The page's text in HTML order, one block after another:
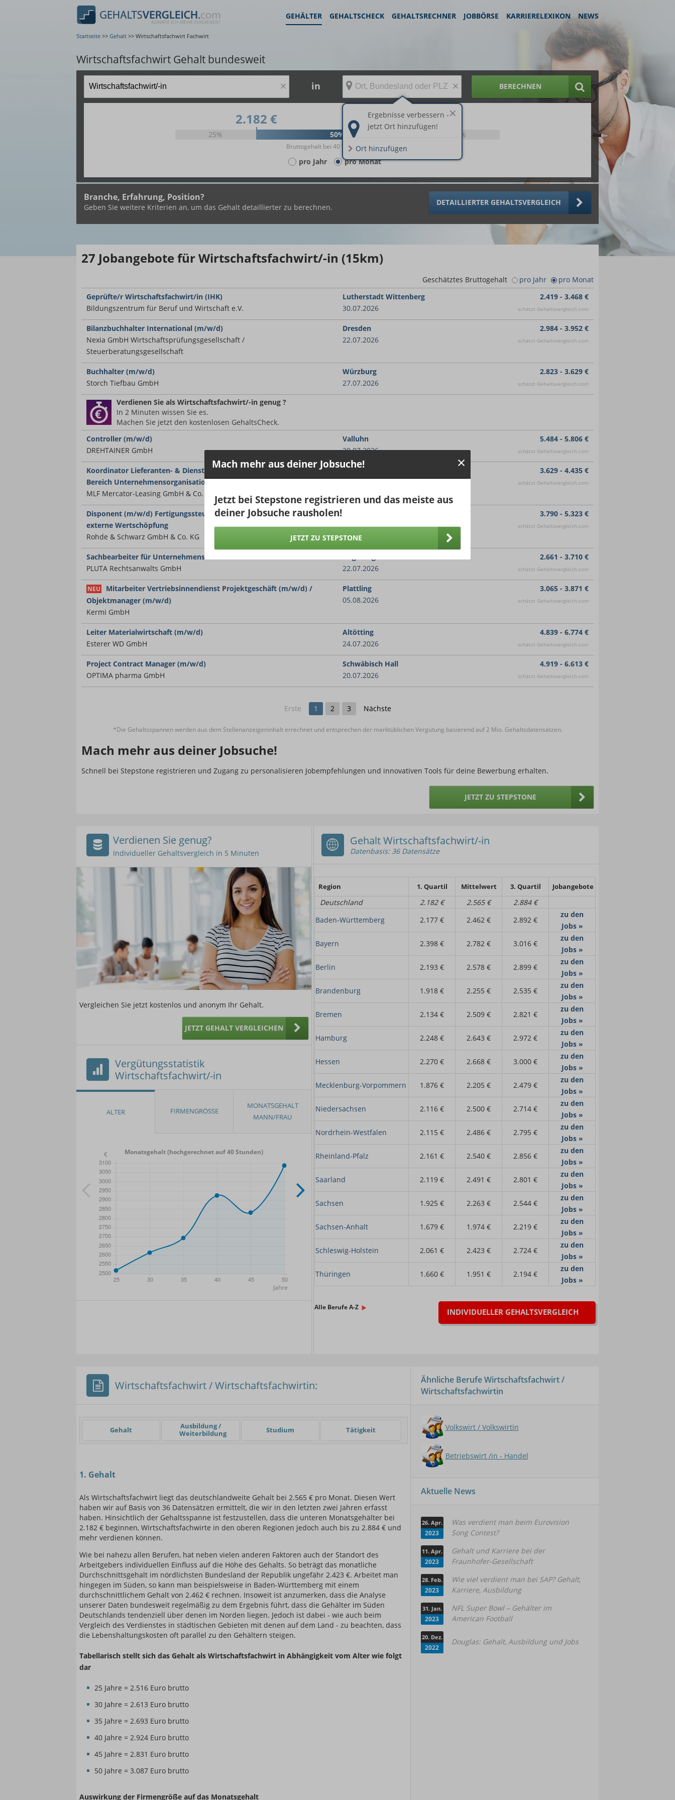
GEHÄLTER GEHALTSCHECK GEHALTSRECHNER JOBBÖRSE KARRIERELEXIKON NEWS
Startseite >> Gehalt >> Wirtschaftsfachwirt Fachwirt
Wirtschaftsfachwirt Gehalt bundesweit
× in
Ergebnisse verbessern -
jetzt Ort hinzufügen!
Ort hinzufügen
× BERECHNEN
2.182 € 2.884 €
25% 50% 25%
Bruttogehalt bei 40 Wochenstunden.
pro Jahr pro Monat
Branche, Erfahrung, Position?
Geben Sie weitere Kriterien an, um das Gehalt detaillierter zu berechnen.
DETAILLIERTER GEHALTSVERGLEICH
27 Jobangebotefür Wirtschaftsfachwirt/-in (15km)
Geschätztes Bruttogehalt pro Jahr
pro Monat
Geprüfte/r Wirtschaftsfachwirt/in (IHK)
Bildungszentrum für Beruf und Wirtschaft e.V.
Lutherstadt Wittenberg
30.07.2026
2.419 - 3.468 €
schätzt Gehaltsvergleich.com
Bilanzbuchhalter International (m/w/d)
Nexia GmbH Wirtschaftsprüfungsgesellschaft /
Steuerberatungsgesellschaft
Dresden
22.07.2026
2.984 - 3.952 €
schätzt Gehaltsvergleich.com
Buchhalter (m/w/d)
Storch Tiefbau GmbH
Würzburg
27.07.2026
2.823 - 3.629 €
schätzt Gehaltsvergleich.com
Verdienen Sie als Wirtschaftsfachwirt/-in genug ?
In 2 Minuten wissen Sie es.
Machen Sie jetzt den kostenlosen GehaltsCheck.
Controller (m/w/d)
DREHTAINER GmbH
Valluhn
30.07.2026
5.484 - 5.806 €
schätzt Gehaltsvergleich.com
Koordinator Lieferanten- & Dienstleistermanagement (m/w/d) im
Bereich Unternehmensorganisation
MLF Mercator-Leasing GmbH & Co. Finanz-KG
Schweinfurt
23.07.2026
3.629 - 4.435 €
schätzt Gehaltsvergleich.com
Disponent (m/w/d) Fertigungssteuerung & Materialmanagement für
externe Wertschöpfung
Rohde & Schwarz GmbH & Co. KG
24.07.2026
3.790 - 5.323 €
schätzt Gehaltsvergleich.com
Sachbearbeiter für Unternehmensinsolvenzen
PLUTA Rechtsanwalts GmbH
22.07.2026
2.661 - 3.710 €
schätzt Gehaltsvergleich.com
NEU
Mitarbeiter Vertriebsinnendienst Projektgeschäft (m/w/d) /
Objektmanager (m/w/d)
Kermi GmbH
Plattling
05.08.2026
3.065 - 3.871 €
schätzt Gehaltsvergleich.com
Leiter Materialwirtschaft (m/w/d)
Esterer WD GmbH
Altötting
24.07.2026
4.839 - 6.774 €
schätzt Gehaltsvergleich.com
Project Contract Manager (m/w/d)
OPTIMA pharma GmbH
Schwäbisch Hall
20.07.2026
4.919 - 6.613 €
schätzt Gehaltsvergleich.com
Erste 1 2 3 Nächste
*Die Gehaltsspannen werden aus dem Stellenanzeigeninhalt errechnet und entsprechen der marktüblichen Vergütung basierend auf 2 Mio. Gehaltsdatensätzen.
Mach mehr aus deiner Jobsuche!
Schnell bei Stepstone registrieren und Zugang zu personalisieren Jobempfehlungen und innovativen Tools für deine Bewerbung erhalten.
JETZT ZU STEPSTONE
Mach mehr aus deiner Jobsuche!
Jetzt bei Stepstone registrieren und das meiste aus
deiner Jobsuche rausholen!
JETZT ZU STEPSTONE
Gehalt Wirtschaftsfachwirt/-in
Datenbasis: 36 Datensätze
Region 1. Quartil Mittelwert 3. Quartil Jobangebote
Deutschland 2.182 € 2.565 €
2.884 €
Baden-Württemberg
2.177 € 2.462 € 2.892 €
zu den
Jobs »
Bayern
2.398 € 2.782 € 3.016 €
zu den
Jobs »
Berlin
2.193 € 2.578 € 2.899 €
zu den
Jobs »
Brandenburg
1.918 € 2.255 € 2.535 €
zu den
Jobs »
Bremen
2.134 € 2.509 € 2.821 €
zu den
Jobs »
Hamburg
2.248 € 2.643 € 2.972 €
zu den
Jobs »
Hessen
2.270 € 2.668 € 3.000 €
zu den
Jobs »
Mecklenburg-Vorpommern
1.876 € 2.205 € 2.479 €
zu den
Jobs »
Niedersachsen
2.116 € 2.500 € 2.714 €
zu den
Jobs »
Nordrhein-Westfalen
2.115 € 2.486 € 2.795 €
zu den
Jobs »
Rheinland-Pfalz
2.161 € 2.540 € 2.856 €
zu den
Jobs »
Saarland
2.119 € 2.491 € 2.801 €
zu den
Jobs »
Sachsen
1.925 € 2.263 € 2.544 €
zu den
Jobs »
Sachsen-Anhalt
1.679 € 1.974 € 2.219 €
zu den
Jobs »
Schleswig-Holstein
2.061 € 2.423 € 2.724 €
zu den
Jobs »
Thüringen
1.660 € 1.951 € 2.194 €
zu den
Jobs »
Alle Berufe A-Z INDIVIDUELLER GEHALTSVERGLEICH
Verdienen Sie genug?
Individueller Gehaltsvergleich in 5 Minuten
Vergleichen Sie jetzt kostenlos und anonym Ihr Gehalt.
JETZT GEHALT VERGLEICHEN
Vergütungsstatistik
Wirtschaftsfachwirt/-in
Monatsgehalt (hochgerechnet auf 40 Stunden)
Wirtschaftsfachwirt / Wirtschaftsfachwirtin:
Gehalt
Ausbildung /
Weiterbildung
Studium Tätigkeit
1. Gehalt
Als Wirtschaftsfachwirt liegt das deutschlandweite Gehalt bei 2.565 € pro Monat. Diesen Wert
haben wir auf Basis von 36 Datensätzen ermittelt, die wir in den letzten zwei Jahren erfasst
haben. Hinsichtlich der Gehaltsspanne ist festzustellen, dass die unteren Monatsgehälter bei
2.182 € beginnen, Wirtschaftsfachwirte in den oberen Regionen jedoch auch bis zu 2.884 € und
mehr verdienen können.
Wie bei nahezu allen Berufen, hat neben vielen anderen Faktoren auch der Standort des
Arbeitgebers individuellen Einfluss auf die Höhe des Gehalts. So beträgt das monatliche
Durchschnittsgehalt im nördlichsten Bundesland der Republik ungefähr 2.423 €. Arbeitet man
hingegen im Süden, so kann man beispielsweise in Baden-Württemberg mit einem
durchschnittlichem Gehalt von 2.462 € rechnen. Insoweit ist anzumerken, dass die Analyse
unserer Daten bundesweit regelmäßig zu dem Ergebnis führt, dass die Gehälter im Süden
Deutschlands tendenziell über denen im Norden liegen. Jedoch ist dabei - wie auch beim
Vergleich des Verdienstes in städtischen Gebieten mit denen auf dem Land - zu beachten, dass
die Lebenshaltungskosten oft parallel zu den Gehältern steigen.
Tabellarisch stellt sich das Gehalt als Wirtschaftsfachwirt in Abhängigkeit vom Alter wie folgt
dar
25 Jahre = 2.516 Euro brutto
30 Jahre = 2.613 Euro brutto
35 Jahre = 2.693 Euro brutto
40 Jahre = 2.924 Euro brutto
45 Jahre = 2.831 Euro brutto
50 Jahre = 3.087 Euro brutto
Auswirkung der Firmengröße auf das Monatsgehalt
Ähnliche Berufe Wirtschaftsfachwirt /
Wirtschaftsfachwirtin
Volkswirt / Volkswirtin
Betriebswirt /in - Handel
Aktuelle News
26. Apr.
2023
Was verdient man beim Eurovision
Song Contest?
11. Apr.
2023
Gehalt und Karriere bei der
Fraunhofer-Gesellschaft
28. Feb.
2023
Wie viel verdient man bei SAP? Gehalt,
Karriere, Ausbildung
31. Jan.
2023
NFL Super Bowl – Gehälter im
American Football
20. Dez.
2022
Douglas: Gehalt, Ausbildung und Jobs